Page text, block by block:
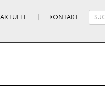
AKTUELL KONTAKT